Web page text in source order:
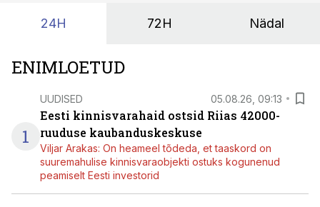
24H 72H Nädal
ENIMLOETUD
1
UUDISED 05.08.26, 09:13
Eesti kinnisvarahaid ostsid Riias 42000-
ruuduse kaubanduskeskuse
Viljar Arakas: On heameel tõdeda, et taaskord on
suuremahulise kinnisvaraobjekti ostuks kogunenud
peamiselt Eesti investorid